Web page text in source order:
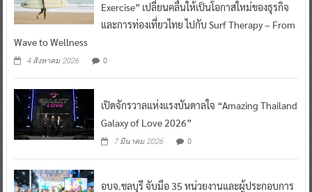
Exercise” เปลี่ยนคลื่นให้เป็นโอกาสใหม่ของธุรกิจ
และการท่องเที่ยวไทย ไปกับ Surf Therapy – From
Wave to Wellness
4 สิงหาคม 2026 0
เปิดจักรวาลแห่งแรงบันดาลใจ “Amazing Thailand
Galaxy of Love 2026”
7 มีนาคม 2026 0
อบจ.ชลบุรี จับมือ 35 หน่วยงานและผู้ประกอบการ